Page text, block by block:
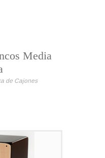
Media
de Cajones